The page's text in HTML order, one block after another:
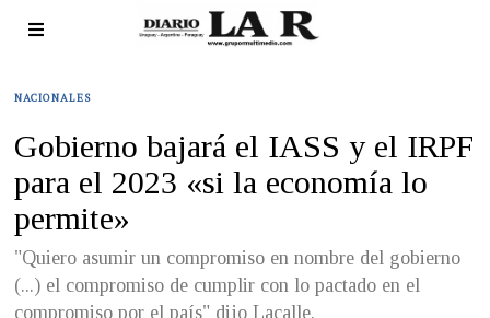
NACIONALES
Gobierno bajará el IASS y el IRPF
para el 2023 «si la economía lo
permite»
"Quiero asumir un compromiso en nombre del gobierno
(...) el compromiso de cumplir con lo pactado en el
compromiso por el país" dijo Lacalle.